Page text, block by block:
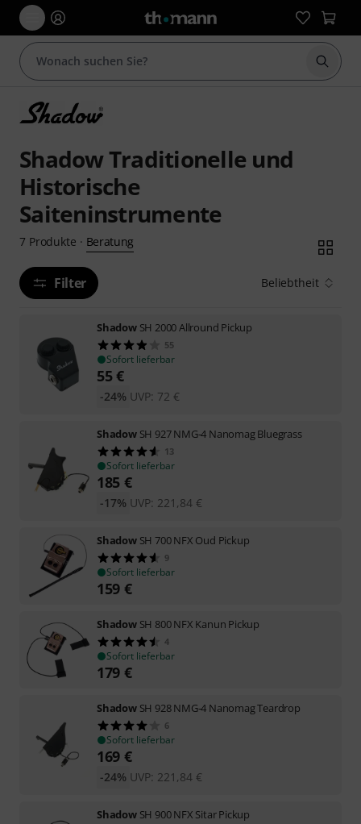
Suche
Shadow Traditionelle und
Historische
Saiteninstrumente
7 Produkte · Beratung
Filter Beliebtheit
Shadow SH 2000 Allround Pickup
55
Sofort lieferbar
55€
UVP: 72 €
-24%
Shadow SH 927 NMG-4 Nanomag Bluegrass
13
Sofort lieferbar
185 €
UVP: 221,84 €
-17%
Shadow SH 700 NFX Oud Pickup
9
Sofort lieferbar
159 €
Shadow SH 800 NFX Kanun Pickup
4
Sofort lieferbar
179 €
Shadow SH 928 NMG-4 Nanomag Teardrop
6
Sofort lieferbar
169 €
UVP: 221,84 €
-24%
Shadow SH 900 NFX Sitar Pickup